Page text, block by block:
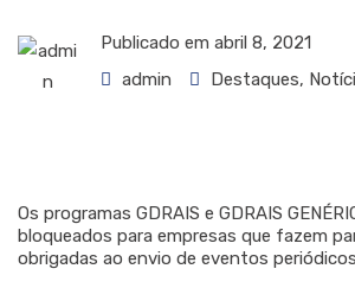
Publicado em abril 8, 2021
admin
Destaques,
Os programas GDRAIS e GDRAIS
bloqueados para empresas que fazem
obrigadas ao envio de eventos